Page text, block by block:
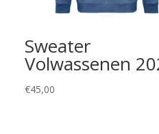
Sweater
Volwassenen
€45,00